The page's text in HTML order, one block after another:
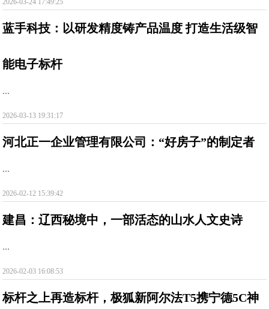
2026-03-24 17:49:25
蓝手科技：以研发精度铸产品温度 打造生活级智
能电子标杆
...
2026-03-13 19:31:17
河北正一企业管理有限公司：“好房子”的制定者
...
2026-02-12 15:39:42
建昌：辽西秘境中，一部活态的山水人文史诗
...
2026-02-03 16:08:53
标杆之上再造标杆，极狐新阿尔法T5携宁德5C神